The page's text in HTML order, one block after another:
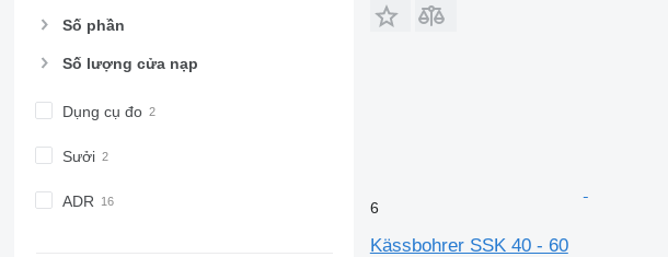
Số phần
Số lượng cửa nạp
Dụng cụ đo
Sưởi
ADR
6
Kässbohrer SSK 40 - 60